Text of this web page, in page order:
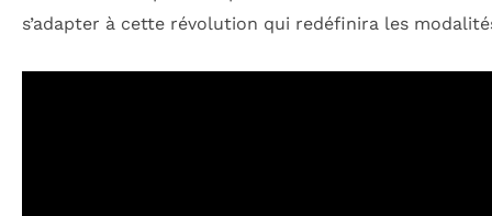
s’adapter à cette révolution qui redéfinira les